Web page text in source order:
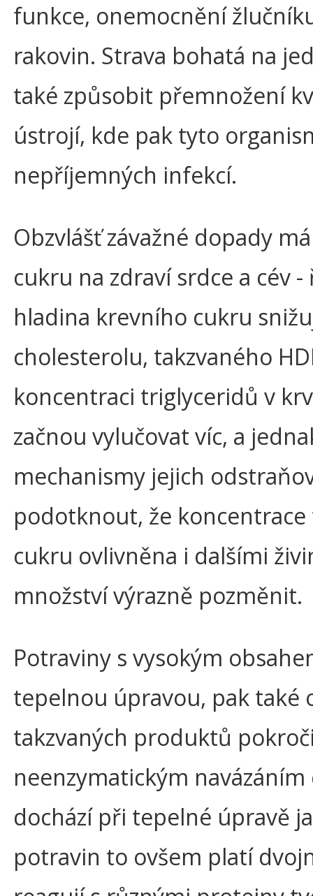
funkce, onemocnění
rakovin. Strava bohatá na
také způsobit přemnožení
ústrojí, kde pak tyto
nepříjemných infekcí.
Obzvlášť závažné dopady
cukru na zdraví srdce a cév
hladina krevního cukru
cholesterolu, takzvaného
koncentraci triglyceridů v
začnou vylučovat víc, a
mechanismy jejich
podotknout, že
cukru ovlivněna i dalšími
množství výrazně pozměnit.
Potraviny s vysokým
tepelnou úpravou, pak také
takzvaných produktů
neenzymatickým
dochází při tepelné úpravě
potravin to ovšem platí